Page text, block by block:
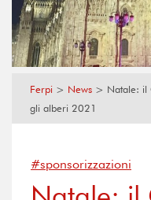
Ferpi > News > Natale: il
gli alberi 2021
#sponsorizzazioni